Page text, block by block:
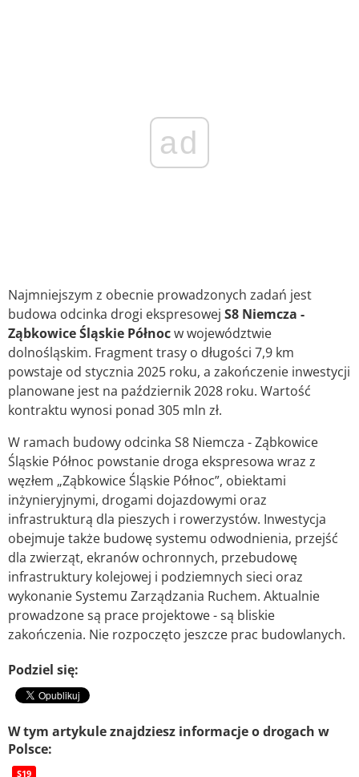
ad
Najmniejszym z obecnie prowadzonych zadań jest
budowa odcinka drogi ekspresowej S8 Niemcza -
Ząbkowice Śląskie Północw województwie
dolnośląskim. Fragment trasy o długości 7,9 km
powstaje od stycznia 2025 roku, a zakończenie inwestycji
planowane jest na październik 2028 roku. Wartość
kontraktu wynosi ponad 305 mln zł.
W ramach budowy odcinka S8 Niemcza - Ząbkowice
Śląskie Północ powstanie droga ekspresowa wraz z
węzłem „Ząbkowice Śląskie Północ”, obiektami
inżynieryjnymi, drogami dojazdowymi oraz
infrastrukturą dla pieszych i rowerzystów. Inwestycja
obejmuje także budowę systemu odwodnienia, przejść
dla zwierząt, ekranów ochronnych, przebudowę
infrastruktury kolejowej i podziemnych sieci oraz
wykonanie Systemu Zarządzania Ruchem. Aktualnie
prowadzone są prace projektowe - są bliskie
zakończenia. Nie rozpoczęto jeszcze prac budowlanych.
Podziel się:
W tym artykule znajdziesz informacje o drogach w
Polsce:
S19